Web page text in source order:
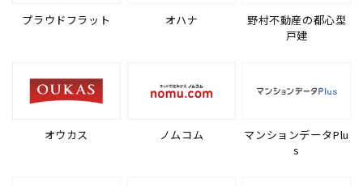
プラウドフラット オハナ
野村不動産の都心型
戸建
オウカス ノムコム
マンションデータPlu
s